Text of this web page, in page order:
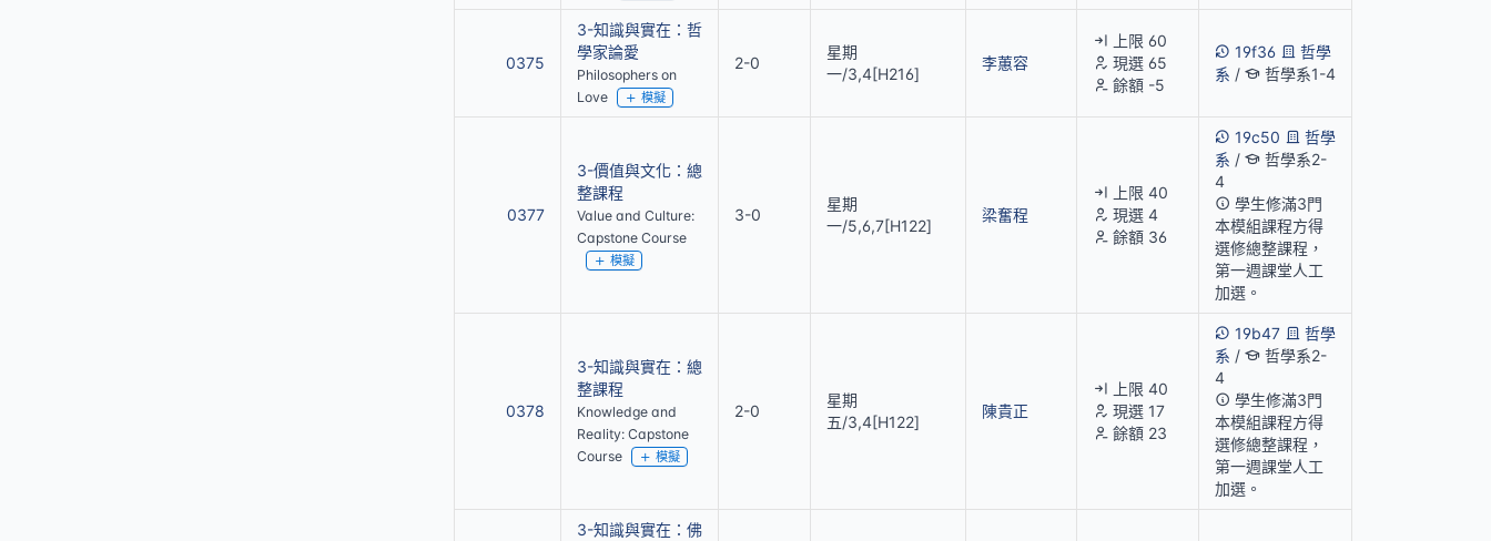
0375
3-知識與實在：哲
學家論愛
Philosophers on
Love
模擬
2-0
星期
一/3,4[H216]
李蕙容
上限 60
現選 65
餘額 -5
19f36
哲學
系 / 哲學系1-4
0377
3-價值與文化：總
整課程
Value and Culture:
Capstone Course
模擬
3-0
星期
一/5,6,7[H122]
梁奮程
上限 40
現選 4
餘額 36
19c50
哲學
系 /
哲學系2-
4
學生修滿3門
本模組課程方得
選修總整課程，
第一週課堂人工
加選。
0378
3-知識與實在：總
整課程
Knowledge and
Reality: Capstone
Course
模擬
2-0
星期
五/3,4[H122]
陳貴正
上限 40
現選 17
餘額 23
19b47
哲學
系 /
哲學系2-
4
學生修滿3門
本模組課程方得
選修總整課程，
第一週課堂人工
加選。
3-知識與實在：佛